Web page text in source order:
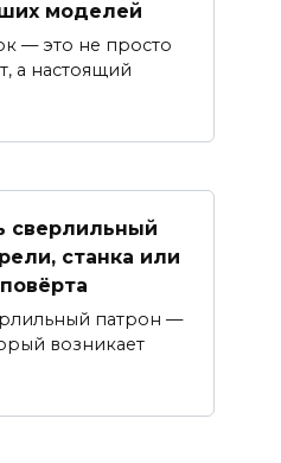
моделей
— это не просто
а настоящий
сверлильный
станка или
патрон —
возникает